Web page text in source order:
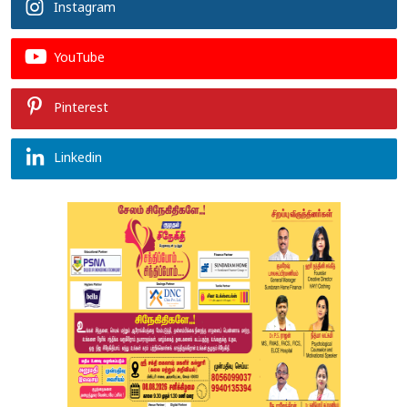
Instagram
YouTube
Pinterest
Linkedin